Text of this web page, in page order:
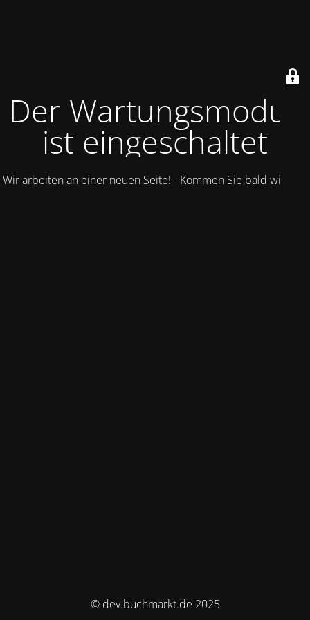
Der Wartungsmodus
ist eingeschaltet
Wir arbeiten an einer neuen Seite! - Kommen Sie bald wieder.
© dev.buchmarkt.de 2025